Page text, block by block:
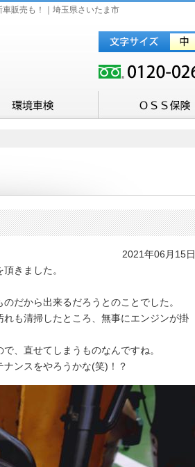
販売も！｜埼玉県さいたま市
2021年06月15日
きました。
だから出来るだろうとのことでした。
も清掃したところ、無事にエンジンが掛
、直せてしまうものなんですね。
ンスをやろうかな(笑)！？